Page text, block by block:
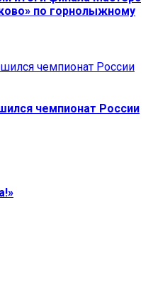
по горнолыжному
чемпионат России